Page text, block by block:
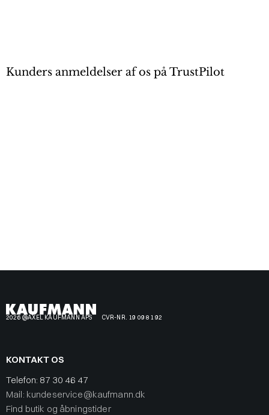
Kunders anmeldelser af os på TrustPilot
2026 @AXEL KAUFMANN APS CVR-NR. 19 09 81 92
KONTAKT OS
Telefon: 87 30 46 47
Mail: kundeservice@kaufmann.dk
Find butik og åbningstider